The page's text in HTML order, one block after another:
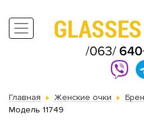
Главная Женские очки
Модель 11749